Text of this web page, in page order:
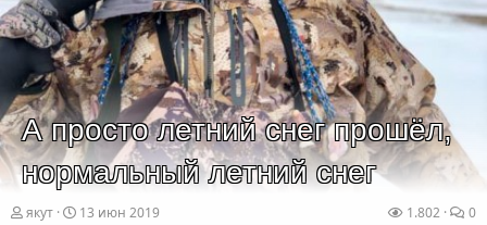
А просто летний снег прошёл,
нормальный летний снег
якут 13 июн 2019 1.802 0